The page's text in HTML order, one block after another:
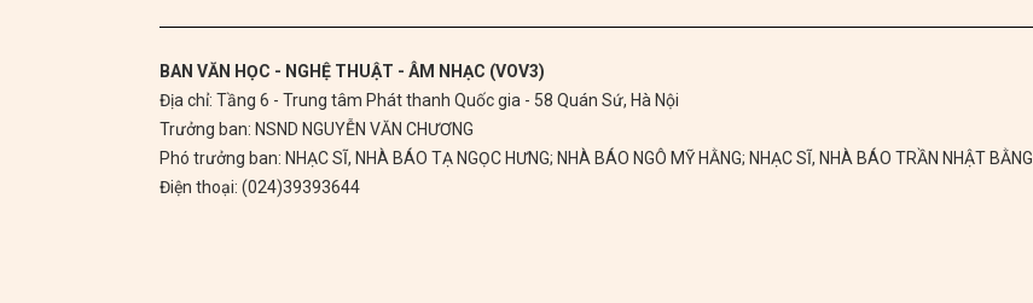
BAN VĂN HỌC - NGHỆ THUẬT - ÂM NHẠC (VOV3)
Địa chỉ: Tầng 6 - Trung tâm Phát thanh Quốc gia - 58 Quán Sứ, Hà Nội
Trưởng ban: NSND NGUYỄN VĂN CHƯƠNG
Phó trưởng ban: NHẠC SĨ, NHÀ BÁO TẠ NGỌC HƯNG; NHÀ BÁO NGÔ MỸ HẰNG; NHẠC SĨ, NHÀ BÁO TRẦN NHẬT BẰNG
Điện thoại: (024)39393644